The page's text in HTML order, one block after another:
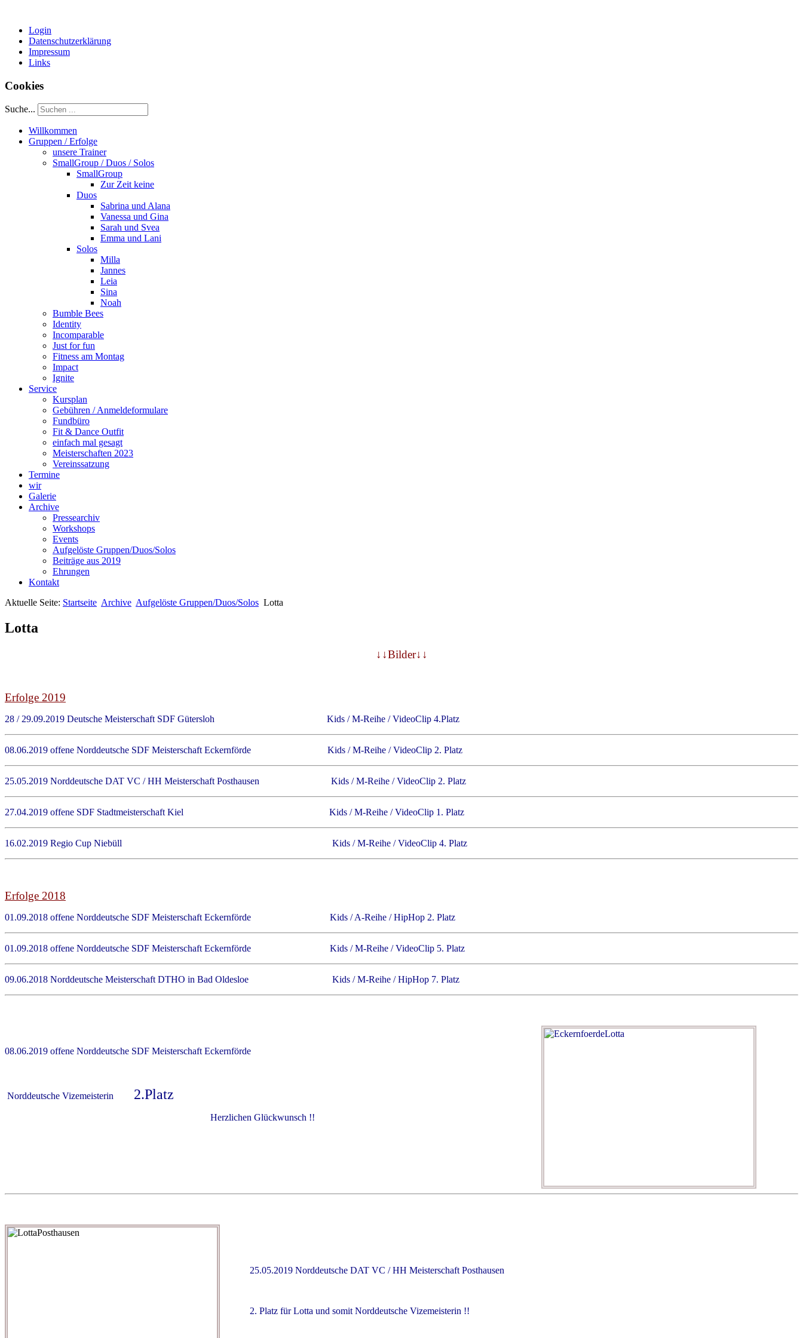
Login
Datenschutzerklärung
Impressum
Links
Cookies
Suche...
Willkommen
Gruppen / Erfolge
unsere Trainer
SmallGroup / Duos / Solos
SmallGroup
Zur Zeit keine
Duos
Sabrina und Alana
Vanessa und Gina
Sarah und Svea
Emma und Lani
Solos
Milla
Jannes
Leia
Sina
Noah
Bumble Bees
Identity
Incomparable
Just for fun
Fitness am Montag
Impact
Ignite
Service
Kursplan
Gebühren / Anmeldeformulare
Fundbüro
Fit & Dance Outfit
einfach mal gesagt
Meisterschaften 2023
Vereinssatzung
Termine
wir
Galerie
Archive
Pressearchiv
Workshops
Events
Aufgelöste Gruppen/Duos/Solos
Beiträge aus 2019
Ehrungen
Kontakt
Aktuelle Seite: Startseite Archive Aufgelöste Gruppen/Duos/Solos Lotta
Lotta
↓↓Bilder↓↓
Erfolge 2019
28 / 29.09.2019 Deutsche Meisterschaft SDF Gütersloh Kids / M-Reihe / VideoClip 4.Platz
08.06.2019 offene Norddeutsche SDF Meisterschaft Eckernförde Kids / M-Reihe / VideoClip 2. Platz
25.05.2019 Norddeutsche DAT VC / HH Meisterschaft Posthausen Kids / M-Reihe / VideoClip 2. Platz
27.04.2019 offene SDF Stadtmeisterschaft Kiel Kids / M-Reihe / VideoClip 1. Platz
16.02.2019 Regio Cup Niebüll Kids / M-Reihe / VideoClip 4. Platz
Erfolge 2018
01.09.2018 offene Norddeutsche SDF Meisterschaft Eckernförde Kids / A-Reihe / HipHop 2. Platz
01.09.2018 offene Norddeutsche SDF Meisterschaft Eckernförde Kids / M-Reihe / VideoClip 5. Platz
09.06.2018 Norddeutsche Meisterschaft DTHO in Bad Oldesloe Kids / M-Reihe / HipHop 7. Platz
08.06.2019 offene Norddeutsche SDF Meisterschaft Eckernförde
Norddeutsche Vizemeisterin 2.Platz
Herzlichen Glückwunsch !!
25.05.2019 Norddeutsche DAT VC / HH Meisterschaft Posthausen
2. Platz für Lotta und somit Norddeutsche Vizemeisterin !!